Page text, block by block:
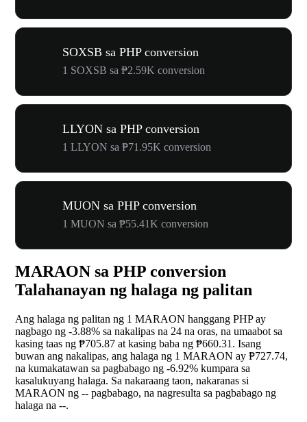
SOXSB sa PHP conversion
1 SOXSB sa ₱2.59K conversion
LLYON sa PHP conversion
1 LLYON sa ₱71.95K conversion
MUON sa PHP conversion
1 MUON sa ₱55.41K conversion
MARAON sa PHP conversion
Talahanayan ng halaga ng palitan
Ang halaga ng palitan ng 1 MARAON hanggang PHP ay
nagbago ng -3.88% sa nakalipas na 24 na oras, na umaabot sa
kasing taas ng ₱705.87 at kasing baba ng ₱660.31. Isang
buwan ang nakalipas, ang halaga ng 1 MARAON ay ₱727.74,
na kumakatawan sa pagbabago ng -6.92% kumpara sa
kasalukuyang halaga. Sa nakaraang taon, nakaranas si
MARAON ng -- pagbabago, na nagresulta sa pagbabago ng
halaga na --.